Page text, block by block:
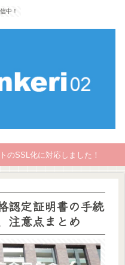
中！
のSSL化に対応しました！
認定証明書の手続
注意点まとめ